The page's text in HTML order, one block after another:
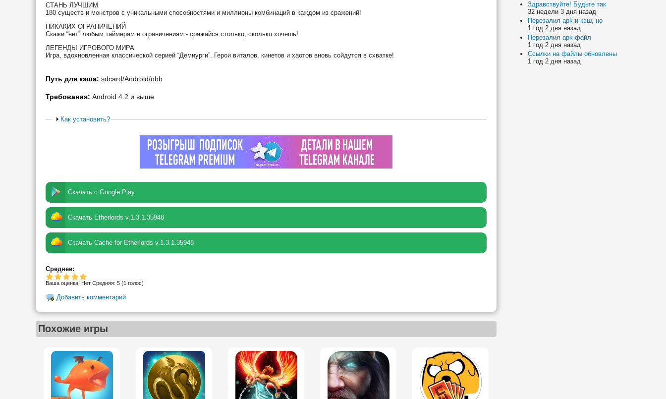
СТАНЬ ЛУЧШИМ
180 существ и монстров с уникальными способностями и миллионы комбинаций в каждом из сражений!
НИКАКИХ ОГРАНИЧЕНИЙ
Скажи “нет” любым таймерам и ограничениям - сражайся столько, сколько хочешь!
ЛЕГЕНДЫ ИГРОВОГО МИРА
Игра, вдохновленная классической серией “Демиурги”. Герои виталов, кинетов и хаотов вновь сойдутся в схватке!
Путь для кэша: sdcard/Android/obb
Требования: Android 4.2 и выше
Как установить?
Скачать с Google Play
Скачать Etherlords v.1.3.1.35948
Скачать Cache for Etherlords v.1.3.1.35948
Среднее:
Ваша оценка: Нет Средняя: 5 (1 голос)
Добавить комментарий
Похожие игры
Здравствуйте! Будьте так
32 недели 3 дня назад
Перезалил apk и кэш, но
1 год 2 дня назад
Перезалил apk-файл
1 год 2 дня назад
Ссылки на файлы обновлены
1 год 2 дня назад